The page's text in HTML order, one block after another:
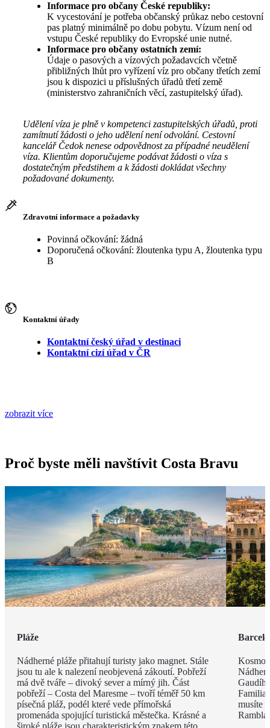
Informace pro občany České republiky:
K vycestování je potřeba občanský průkaz nebo cestovní
pas platný minimálně po dobu pobytu. Vízum není od
vstupu České republiky do Evropské unie nutné.
Informace pro občany ostatních zemí:
Údaje o pasových a vízových požadavcích včetně
přibližných lhůt pro vyřízení víz pro občany třetích zemí
jsou k dispozici u příslušných úřadů třetí země
(ministerstvo zahraničních věcí, zastupitelský úřad).
Udělení víza je plně v kompetenci zastupitelských úřadů, proti
zamítnutí žádosti o jeho udělení není odvolání. Cestovní
kancelář Čedok nenese odpovědnost za případné neudělení
víza. Klientům doporučujeme podávat žádosti o víza s
dostatečným předstihem a k žádosti dokládat všechny
požadované dokumenty.
Zdravotní informace a požadavky
Povinná očkování: žádná
Doporučená očkování: žloutenka typu A, žloutenka typu
B
Kontaktní úřady
Kontaktní český úřad v destinaci
Kontaktní cizí úřad v ČR
zobrazit více
Proč byste měli navštívit Costa Bravu
Pláže
Nádherné pláže přitahují turisty jako magnet. Stále
jsou tu ale k nalezení neobjevená zákoutí. Pobřeží
má dvě tváře – divoký sever a mírný jih. Část
pobřeží – Costa del Maresme – tvoří téměř 50 km
písečná pláž, podél které vede přímořská
promenáda spojující turistická městečka. Krásné a
široké pláže jsou charakteristickým znakem této
Familia
musíte